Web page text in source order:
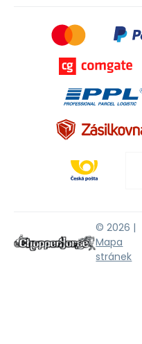
© 2026 |
Mapa
stránek